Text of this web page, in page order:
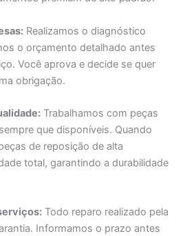
Realizamos o diagnóstico
o orçamento detalhado antes
Você aprova e decide se quer
obrigação.
Trabalhamos com peças
que disponíveis. Quando
de reposição de alta
total, garantindo a durabilidade
Todo reparo realizado pela
Informamos o prazo antes